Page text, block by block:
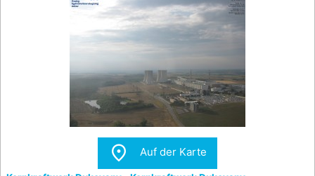
 Auf der Karte